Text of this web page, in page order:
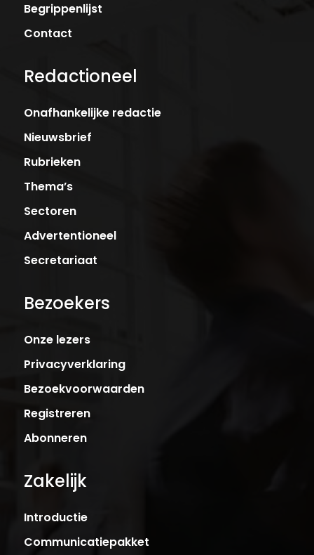
Begrippenlijst
Contact
Redactioneel
Onafhankelijke redactie
Nieuwsbrief
Rubrieken
Thema’s
Sectoren
Advertentioneel
Secretariaat
Bezoekers
Onze lezers
Privacyverklaring
Bezoekvoorwaarden
Registreren
Abonneren
Zakelijk
Introductie
Communicatiepakket